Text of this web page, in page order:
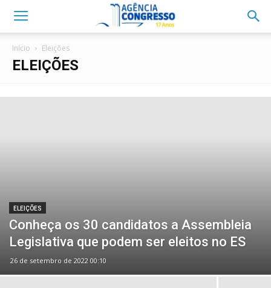
Início Eleições
ELEIÇÕES
ELEIÇÕES
Conheça os 30 candidatos a Assembleia
Legislativa que podem ser eleitos no ES
26 de setembro de 2022 00:10